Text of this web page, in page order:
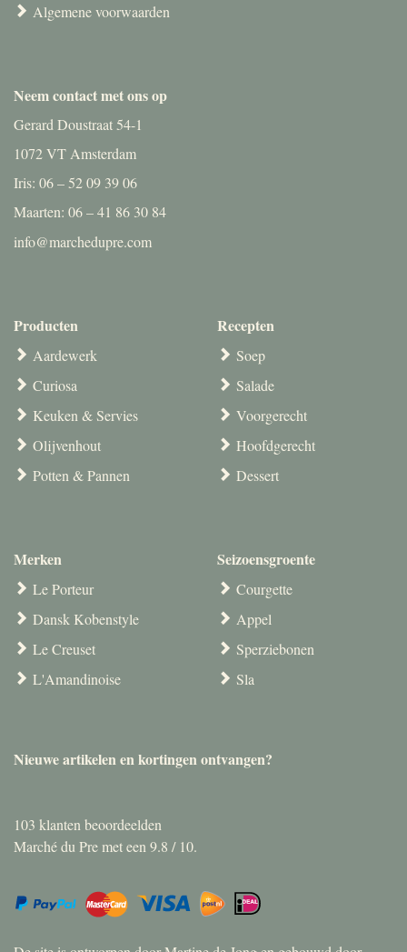
Algemene voorwaarden
Neem contact met ons op
Gerard Doustraat 54-1
1072 VT Amsterdam
Iris: 06 – 52 09 39 06
Maarten: 06 – 41 86 30 84
info@marchedupre.com
Producten
Aardewerk
Curiosa
Keuken & Servies
Olijvenhout
Potten & Pannen
Merken
Le Porteur
Dansk Kobenstyle
Le Creuset
L'Amandinoise
Recepten
Soep
Salade
Voorgerecht
Hoofdgerecht
Dessert
Seizoensgroente
Courgette
Appel
Sperziebonen
Sla
Nieuwe artikelen en kortingen ontvangen?
103 klanten beoordeelden
Marché du Pre met een 9.8 / 10.